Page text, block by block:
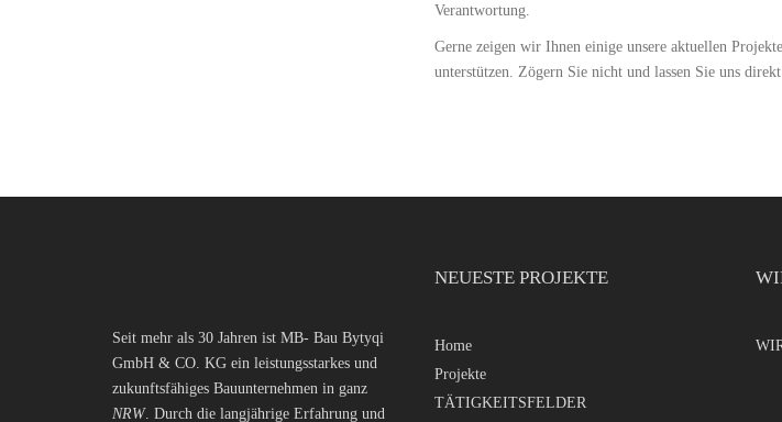
Verantwortung.
Gerne zeigen wir Ihnen einige unsere aktuellen
unterstützen. Zögern Sie nicht und lassen Sie uns direkt
Seit mehr als 30 Jahren ist MB- Bau Bytyqi
GmbH & CO. KG ein leistungsstarkes und
zukunftsfähiges Bauunternehmen in ganz
NRW. Durch die langjährige Erfahrung und
NEUESTE PROJEKTE
Home
Projekte
TÄTIGKEITSFELDER